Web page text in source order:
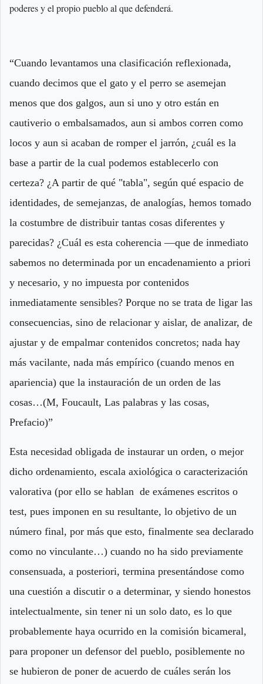
poderes y el propio pueblo al que defenderá.
“Cuando levantamos una clasificación reflexionada,
cuando decimos que el gato y el perro se asemejan
menos que dos galgos, aun si uno y otro están en
cautiverio o embalsamados, aun si ambos corren como
locos y aun si acaban de romper el jarrón, ¿cuál es la
base a partir de la cual podemos establecerlo con
certeza? ¿A partir de qué "tabla", según qué espacio de
identidades, de semejanzas, de analogías, hemos tomado
la costumbre de distribuir tantas cosas dife­rentes y
parecidas? ¿Cuál es esta coherencia —que de inmediato
sabemos no determinada por un encadenamiento a priori
y necesa­rio, y no impuesta por contenidos
inmediatamente sensibles? Por­que no se trata de ligar las
consecuencias, sino de relacionar y aislar, de analizar, de
ajustar y de empalmar contenidos concretos; nada hay
más vacilante, nada más empírico (cuando menos en
apariencia) que la instauración de un orden de las
cosas…(M, Foucault, Las palabras y las cosas,
Prefacio)”
Esta necesidad obligada de instaurar un orden, o mejor
dicho ordenamiento, escala axiológica o caracterización
valorativa (por ello se hablan de exámenes escritos o
test, pues imponen en su resultante, lo objetivo de un
número final, por más que esto, finalmente sea declarado
como no vinculante…) cuando no ha sido previamente
consensuada, a posteriori, termina presentándose como
una cuestión a discutir o a determinar, y siendo honestos
intelectualmente, sin tener ni un solo dato, es lo que
probablemente haya ocurrido en la comisión bicameral,
para proponer un defensor del pueblo, posiblemente no
se hubieron de poner de acuerdo de cuáles serán los